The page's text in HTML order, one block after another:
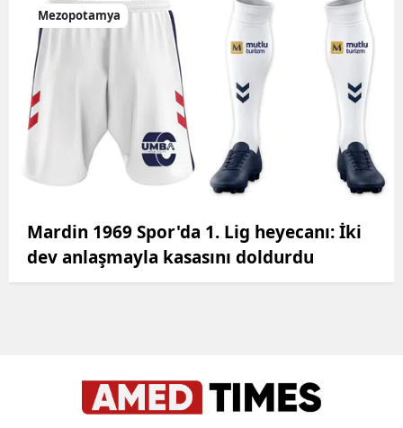
Mezopotamya
Mardin 1969 Spor'da 1. Lig heyecanı: İki
dev anlaşmayla kasasını doldurdu